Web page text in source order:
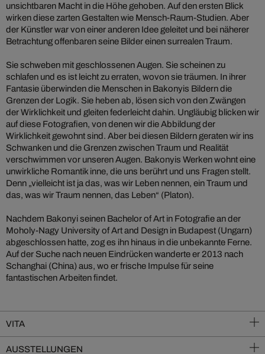
unsichtbaren Macht in die Höhe gehoben. Auf den ersten Blick
wirken diese zarten Gestalten wie Mensch-Raum-Studien. Aber
der Künstler war von einer anderen Idee geleitet und bei näherer
Betrachtung offenbaren seine Bilder einen surrealen Traum.
Sie schweben mit geschlossenen Augen. Sie scheinen zu
schlafen und es ist leicht zu erraten, wovon sie träumen. In ihrer
Fantasie überwinden die Menschen in Bakonyis Bildern die
Grenzen der Logik. Sie heben ab, lösen sich von den Zwängen
der Wirklichkeit und gleiten federleicht dahin. Ungläubig blicken wir
auf diese Fotografien, von denen wir die Abbildung der
Wirklichkeit gewohnt sind. Aber bei diesen Bildern geraten wir ins
Schwanken und die Grenzen zwischen Traum und Realität
verschwimmen vor unseren Augen. Bakonyis Werken wohnt eine
unwirkliche Romantik inne, die uns berührt und uns Fragen stellt.
Denn „vielleicht ist ja das, was wir Leben nennen, ein Traum und
das, was wir Traum nennen, das Leben“ (Platon).
Nachdem Bakonyi seinen Bachelor of Art in Fotografie an der
Moholy-Nagy University of Art and Design in Budapest (Ungarn)
abgeschlossen hatte, zog es ihn hinaus in die unbekannte Ferne.
Auf der Suche nach neuen Eindrücken wanderte er 2013 nach
Schanghai (China) aus, wo er frische Impulse für seine
fantastischen Arbeiten findet.
VITA
AUSSTELLUNGEN